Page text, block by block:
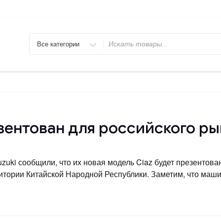
Искать
для российского
сообщили, что их новая модель Ciaz будет
Китайской Народной Республики. Заметим, что